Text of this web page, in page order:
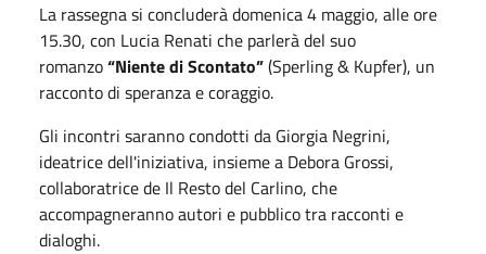
La rassegna si concluderà domenica 4 maggio, alle ore
15.30, con Lucia Renati che parlerà del suo
romanzo“Niente di Scontato”(Sperling & Kupfer), un
racconto di speranza e coraggio.
Gli incontri saranno condotti da Giorgia Negrini,
ideatrice dell'iniziativa, insieme a Debora Grossi,
collaboratrice de Il Resto del Carlino, che
accompagneranno autori e pubblico tra racconti e
dialoghi.